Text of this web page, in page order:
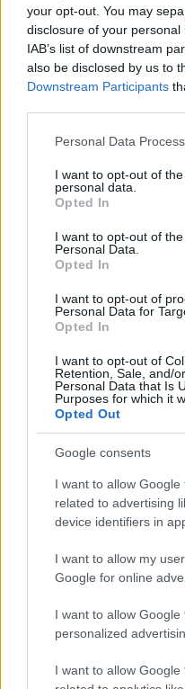
your opt-out. You may
disclosure of your
IAB’s list of downstream
also be disclosed by us to
Downstream Participants
Please note that this
not limited to your visit or
grant or deny consent to
use your data for below
consent section.
Personal Data
I want to opt-out of
personal data.
Opted In
I want to opt-out of
Personal Data.
Opted In
I want to opt-out of
Personal Data for
Opted In
I want to opt-out of
Retention, Sale, and/
Personal Data that Is
Purposes for which it
Opted Out
Google consents
I want to allow
related to advertising
device identifiers in
I want to allow my
Google for online
I want to allow Google
personalized
I want to allow
hírekről a
FÓKUSZ #VIDEÓ
HÁZIÁLLAT
Népszerű